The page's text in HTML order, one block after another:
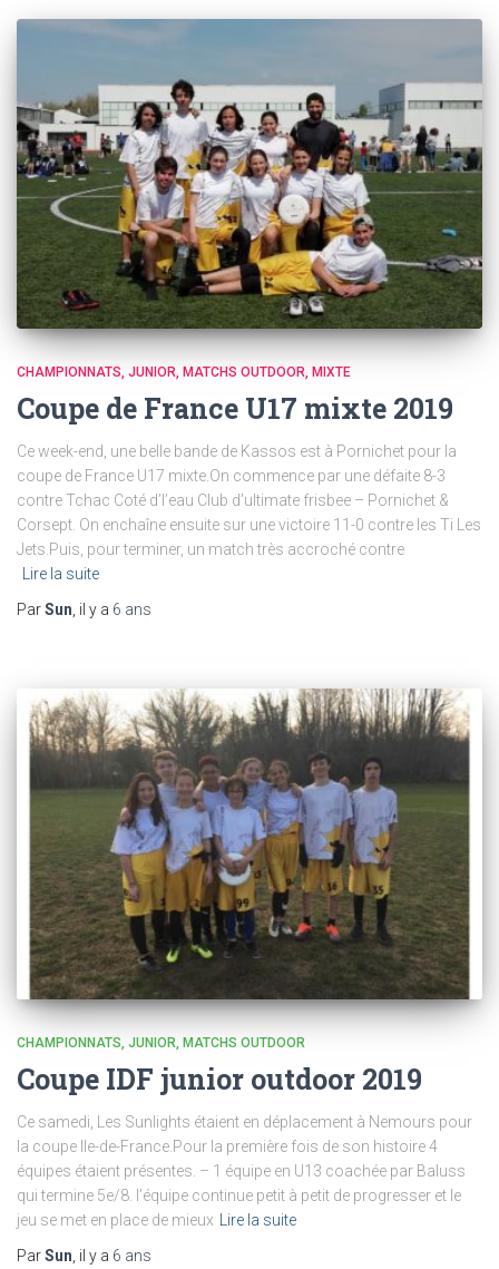
CHAMPIONNATS JUNIOR MATCHS OUTDOOR MIXTE
Coupe de France U17 mixte 2019
Ce week-end, une belle bande de Kassos est à Pornichet pour la
coupe de France U17 mixte.On commence par une défaite 8-3
contre Tchac Coté d’l’eau Club d’ultimate frisbee – Pornichet &
Corsept. On enchaîne ensuite sur une victoire 11-0 contre les Ti Les
Jets.Puis, pour terminer, un match très accroché contre
Lire la suite
ParSun, il y a 6 ans
CHAMPIONNATS JUNIOR MATCHS OUTDOOR
Coupe IDF junior outdoor 2019
Ce samedi, Les Sunlights étaient en déplacement à Nemours pour
la coupe Ile-de-France.Pour la première fois de son histoire 4
équipes étaient présentes. – 1 équipe en U13 coachée par Baluss
qui termine 5e/8. l’équipe continue petit à petit de progresser et le
jeu se met en place de mieux
Lire la suite
ParSun , il y a 6 ans